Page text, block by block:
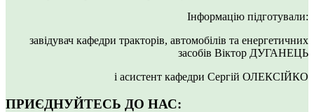
Інформацію підготували:
завідувач кафедри тракторів, автомобілів та енергетичних
засобів Віктор ДУГАНЕЦЬ
і асистент кафедри Сергій ОЛЕКСІЙКО
ПРИЄДНУЙТЕСЬ ДО НАС: